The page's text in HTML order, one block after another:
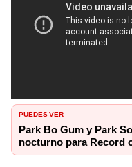
PUEDES VER
Park Bo Gum y Park
nocturno para Record